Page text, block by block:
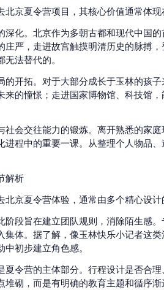
北京夏令营项目，其核心价值通常体现
深化。北京作为多朝古都和现代中国
庄严，走进故宫触摸明清历史的脉搏
法替代的。
的开拓。对于大部分成长于玉林的孩
来的憧憬；走进国家博物馆、科技馆
社会交往能力的锻炼。离开熟悉的家
进程中的重要一课。从整理个人物品
解析
北京夏令营体验，通常由多个精心设计
阶段旨在建立团队规则，消除陌生感
集体。据了解，像玉林快乐小记者这
初步建立角色感。
夏令营的主体部分。行程设计是否合
堆砌，而是有明确的教育主题和循序